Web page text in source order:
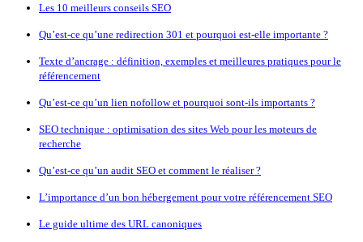
Les 10 meilleurs conseils SEO
Qu’est-ce qu’une redirection 301 et pourquoi est-elle importante ?
Texte d’ancrage : définition, exemples et meilleures pratiques pour le
référencement
Qu’est-ce qu’un lien nofollow et pourquoi sont-ils importants ?
SEO technique : optimisation des sites Web pour les moteurs de
recherche
Qu’est-ce qu’un audit SEO et comment le réaliser ?
L’importance d’un bon hébergement pour votre référencement SEO
Le guide ultime des URL canoniques